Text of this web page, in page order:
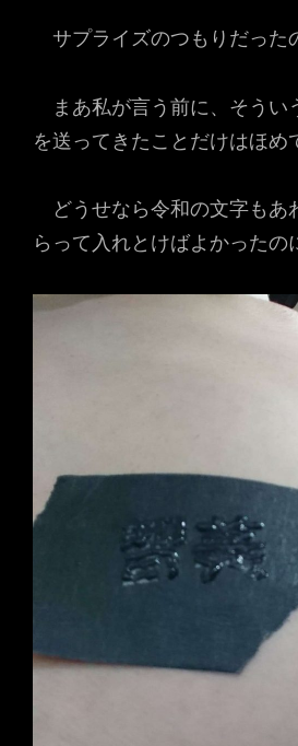
サプライズのつもりだった
まあ私が言う前に、そうい
を送ってきたことだけはほめ
どうせなら令和の文字もあ
らって入れとけばよかったの